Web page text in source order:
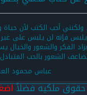
ولكنني أحب الكتب لأن
فإنه لن يلبس على
الفكر والشعور
الشعور بالحب
عباس محمود
حقوق ملكيه فضلاً